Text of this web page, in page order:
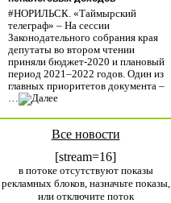
#НОРИЛЬСК. «Таймырский
телеграф» – На сессии
Законодательного собрания края
депутаты во втором чтении
приняли бюджет-2020 и плановый
период 2021–2022 годов. Один из
главных приоритетов документа –
…
Все новости
[stream=16]
в потоке отсутствуют показы
рекламных блоков, назначьте показы,
или отключите поток